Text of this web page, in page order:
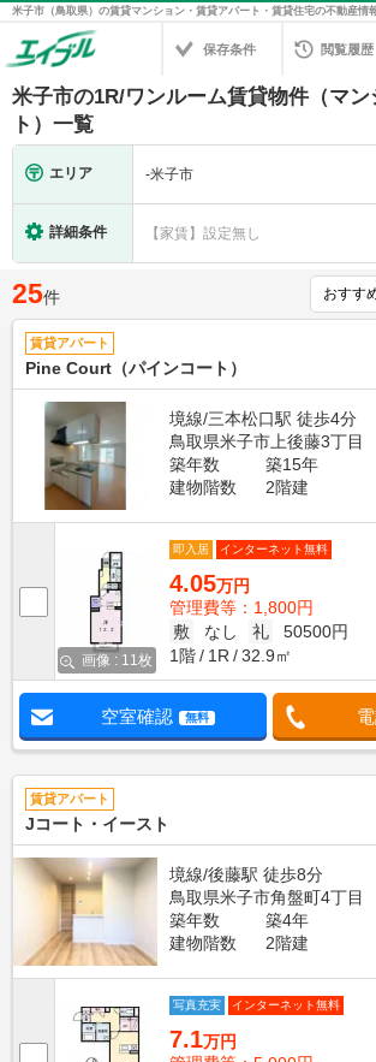
保存条件 閲覧履歴
米子市の1R/ワンルーム賃貸物件（マ
ト）一覧
エリア -米子市
詳細条件 【家賃】設定無し
25件
賃貸アパート
Pine Court（パインコート）
境線/三本松口駅 徒歩4分
鳥取県米子市上後藤3丁目
築年数
築15年
建物階数
2階建
画像 : 11枚
即入居 インターネット無料
4.05万円
管理費等：1,800円
敷
なし 礼
50500円
1階
1R 32.9㎡
空室確認 無料
賃貸アパート
Jコート・イースト
境線/後藤駅 徒歩8分
鳥取県米子市角盤町4丁目
築年数
築4年
建物階数
2階建
写真充実 インターネット無料
7.1万円